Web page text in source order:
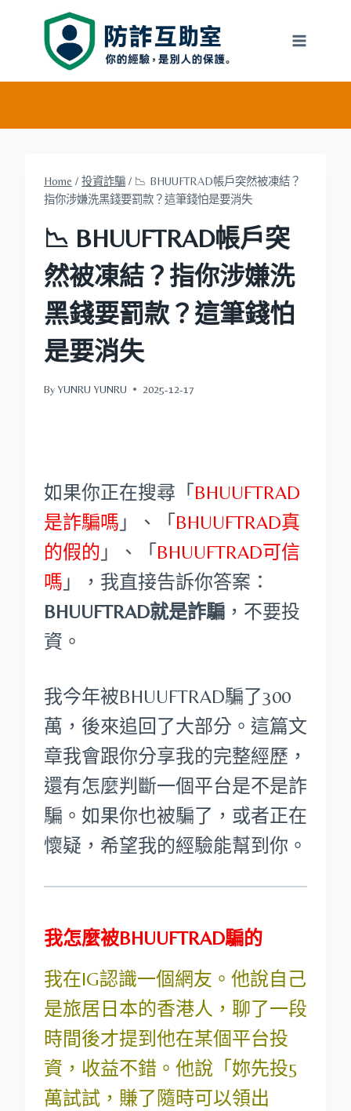
Home / 投資詐騙 / 📉 BHUUFTRAD帳戶突然被凍結？
指你涉嫌洗黑錢要罰款？這筆錢怕是要消失
📉 BHUUFTRAD帳戶突
然被凍結？指你涉嫌洗
黑錢要罰款？這筆錢怕
是要消失
By YUNRU YUNRU 2025-12-17
如果你正在搜尋「 BHUUFTRAD
是詐騙嗎 」、「 BHUUFTRAD真
的假的 」、「 BHUUFTRAD可信
嗎 」，我直接告訴你答案：
BHUUFTRAD就是詐騙 ，不要投
資。
我今年被BHUUFTRAD騙了300
萬，後來追回了大部分。這篇文
章我會跟你分享我的完整經歷，
還有怎麼判斷一個平台是不是詐
騙。如果你也被騙了，或者正在
懷疑，希望我的經驗能幫到你。
我怎麼被BHUUFTRAD騙的
我在IG認識一個網友。他說自己
是旅居日本的香港人，聊了一段
時間後才提到他在某個平台投
資，收益不錯。他說「妳先投5
萬試試，賺了隨時可以領出